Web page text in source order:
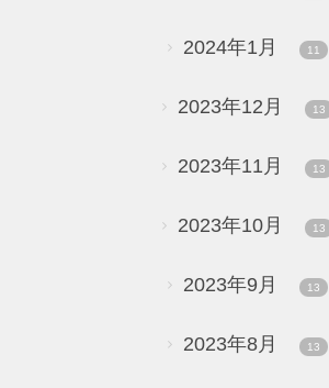
2024年1月 11
2023年12月 13
2023年11月 13
2023年10月 13
2023年9月 13
2023年8月 13